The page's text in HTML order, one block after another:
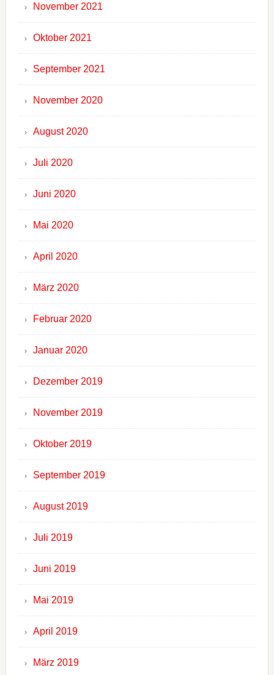
November 2021
Oktober 2021
September 2021
November 2020
August 2020
Juli 2020
Juni 2020
Mai 2020
April 2020
März 2020
Februar 2020
Januar 2020
Dezember 2019
November 2019
Oktober 2019
September 2019
August 2019
Juli 2019
Juni 2019
Mai 2019
April 2019
März 2019